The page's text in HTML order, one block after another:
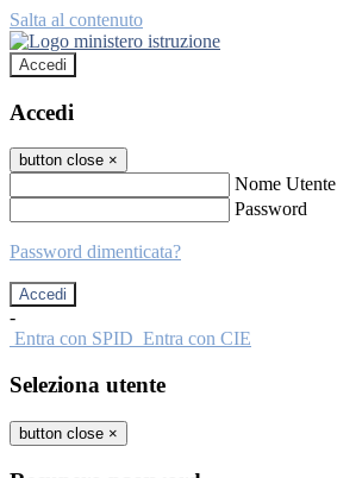
Salta al contenuto
Accedi
Accedi
button close ×
Nome Utente
Password
Password dimenticata?
-
Entra con SPID Entra con CIE
Seleziona utente
button close ×